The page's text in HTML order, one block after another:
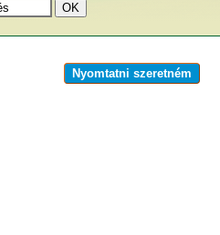
Nyomtatni szeretném